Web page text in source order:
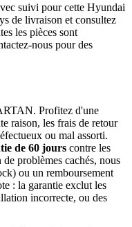
suivi pour cette Hyundai
de livraison et consultez
les pièces sont
nous pour des
Profitez d'une
raison, les frais de retour
ou mal assorti.
de 60 jours contre les
problèmes cachés, nous
ou un remboursement
: la garantie exclut les
incorrecte, ou des